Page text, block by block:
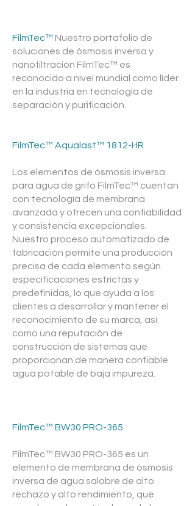
FilmTec™ Nuestro portafolio de
soluciones de ósmosis inversa y
nanofiltración FilmTec™ es
reconocido a nivel mundial como líder
en la industria en tecnología de
separación y purificación.
FilmTec™ Aqualast™ 1812-HR
Los elementos de ósmosis inversa
para agua de grifo FilmTec™ cuentan
con tecnología de membrana
avanzada y ofrecen una confiabilidad
y consistencia excepcionales.
Nuestro proceso automatizado de
fabricación permite una producción
precisa de cada elemento según
especificaciones estrictas y
predefinidas, lo que ayuda a los
clientes a desarrollar y mantener el
reconocimiento de su marca, así
como una reputación de
construcción de sistemas que
proporcionan de manera confiable
agua potable de baja impureza.
FilmTec™ BW30 PRO-365
FilmTec™ BW30 PRO-365 es un
elemento de membrana de ósmosis
inversa de agua salobre de alto
rechazo y alto rendimiento, que